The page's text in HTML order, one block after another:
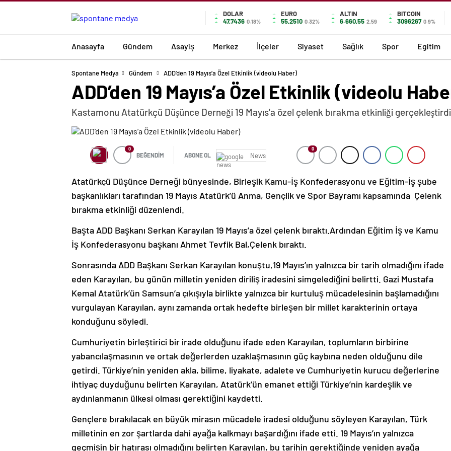
DOLAR
47,7436 0.18%
EURO
55,2510 0.32%
ALTIN
6.660,55 2,59
BITCOIN
3096267 0.9%
Anasayfa Gündem Asayiş Merkez İlçeler Siyaset Sağlık Spor Egitim
Spontane Medya Gündem ADD’den 19 Mayıs’a Özel Etkinlik (videolu Haber)
ADD’den 19 Mayıs’a Özel Etkinlik (videolu
Kastamonu Atatürkçü Düşünce Derneği 19 Mayıs'a özel çelenk bırakma etkinliği
0
BEĞENDİM ABONE OL News
0
Atatürkçü Düşünce Derneği bünyesinde, Birleşik Kamu-İş Konfederasyonu ve Eğitim-İşşube
başkanlıkları tarafından 19 Mayıs Atatürk’ü Anma, Gençlik ve Spor Bayramı kapsamında Çelenk
bırakma etkinliği düzenlendi.
Başta ADD Başkanı Serkan Karayılan 19 Mayıs’a özel çelenk bıraktı.Ardından Eğitim İş ve Kamu
İş Konfederasyonu başkanı Ahmet Tevfik Bal,Çelenk bıraktı.
Sonrasında ADD Başkanı Serkan Karayılan konuştu,19 Mayıs’ın yalnızca bir tarih olmadığını ifade
eden Karayılan, bu günün milletin yeniden diriliş iradesini simgelediğini belirtti. Gazi Mustafa
Kemal Atatürk’ün Samsun’a çıkışıyla birlikte yalnızca bir kurtuluş mücadelesinin başlamadığını
vurgulayan Karayılan, aynı zamanda ortak hedefte birleşen bir millet karakterinin ortaya
konduğunu söyledi.
Cumhuriyetin birleştirici bir irade olduğunu ifade eden Karayılan, toplumların birbirine
yabancılaşmasının ve ortak değerlerden uzaklaşmasının güç kaybına neden olduğunu dile
getirdi. Türkiye’nin yeniden akla, bilime, liyakate, adalete ve Cumhuriyetin kurucu değerlerine
ihtiyaç duyduğunu belirten Karayılan, Atatürk’ün emanet ettiği Türkiye’nin kardeşlik ve
aydınlanmanın ülkesi olması gerektiğini kaydetti.
Gençlere bırakılacak en büyük mirasın mücadele iradesi olduğunu söyleyen Karayılan, Türk
milletinin en zor şartlarda dahi ayağa kalkmayı başardığını ifade etti. 19 Mayıs’ın yalnızca
geçmişin bir hatırası olmadığını belirten Karayılan, bu tarihin gerektiğinde yeniden ayağa